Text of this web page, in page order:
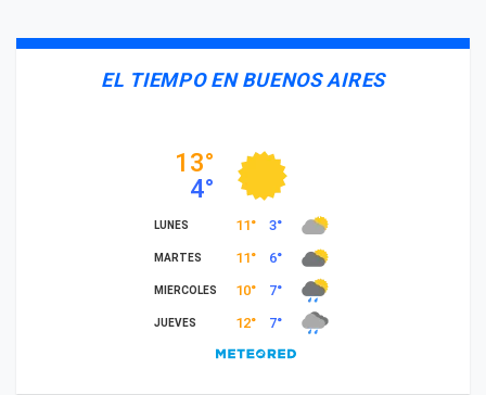
EL TIEMPO EN BUENOS AIRES